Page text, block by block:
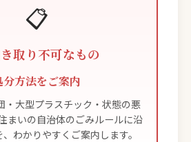
📋
取り不可なもの
分方法をご案内
・大型プラスチック・状態の悪
まいの自治体のごみルールに沿
わかりやすくご案内します。